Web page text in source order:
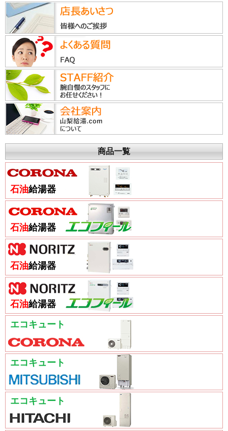
商品一覧
石油給湯器
石油給湯器
石油給湯器
石油給湯器
エコキュート
エコキュート
エコキュート